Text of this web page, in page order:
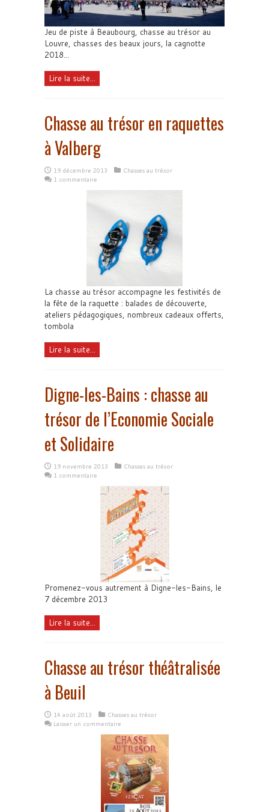
Jeu de piste à Beaubourg, chasse au trésor au
Louvre, chasses des beaux jours, la cagnotte
2018...
Lire la suite...
Chasse au trésor en raquettes
à Valberg
19 décembre 2013
Chasses au trésor
1 commentaire
La chasse au trésor accompagne les festivités de
la fête de la raquette : balades de découverte,
ateliers pédagogiques, nombreux cadeaux offerts,
tombola
Lire la suite...
Digne-les-Bains : chasse au
trésor de l’Economie Sociale
et Solidaire
19 novembre 2013
Chasses au trésor
1 commentaire
Promenez-vous autrement à Digne-les-Bains, le
7 décembre 2013
Lire la suite...
Chasse au trésor théâtralisée
à Beuil
14 août 2013
Chasses au trésor
Laisser un commentaire